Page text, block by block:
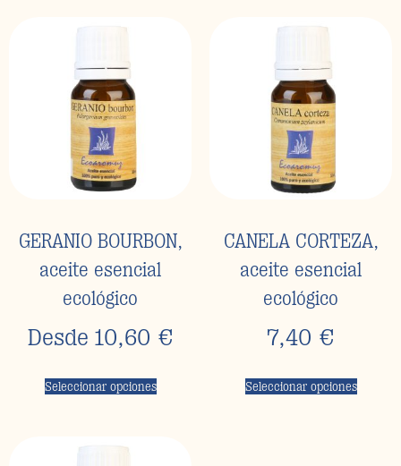
GERANIO BOURBON,
aceite esencial
ecológico
Desde 10,60 €
Seleccionar opciones
CANELA CORTEZA,
aceite esencial
ecológico
7,40 €
Seleccionar opciones